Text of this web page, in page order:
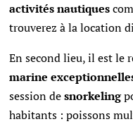
activités nautiques
trouverez à la location
En second lieu, il est le
marine
session desnorkeling
habitants : poissons